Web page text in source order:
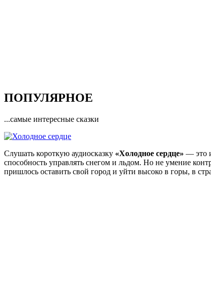
ПОПУЛЯРНОЕ
...самые интересные сказки
Слушать короткую аудиосказку «Холодное сердце» — это
способность управлять снегом и льдом. Но не умение
пришлось оставить свой город и уйти высоко в горы, в